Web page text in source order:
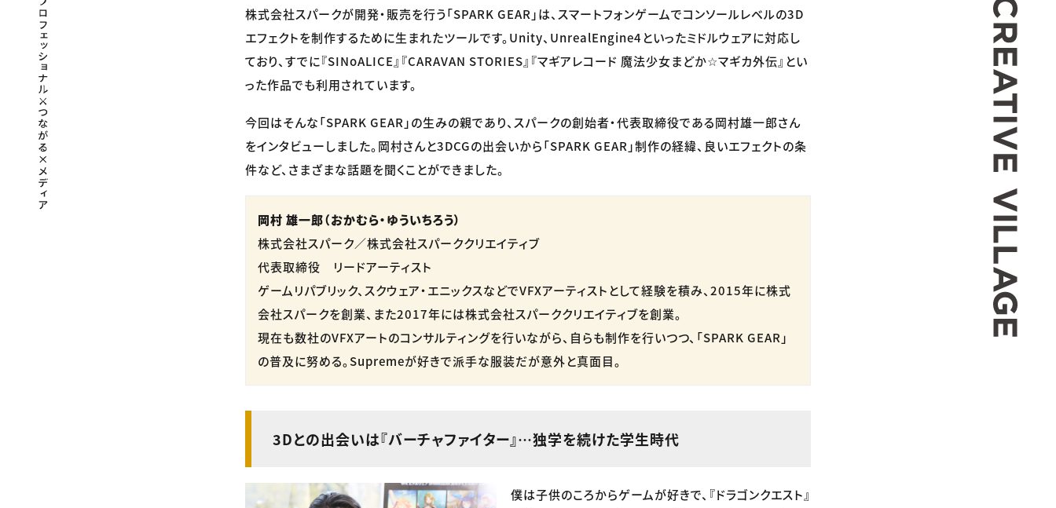
株式会社スパークが開発・販売を行う「SPARK GEAR」は、スマートフォンゲームでコンソールレベルの3D
エフェクトを制作するために生まれたツールです。Unity、UnrealEngine4といったミドルウェアに対応し
ており、すでに『SINoALICE』『CARAVAN STORIES』『マギアレコード 魔法少女まどか☆マギカ外伝』とい
った作品でも利用されています。
今回はそんな「SPARK GEAR」の生みの親であり、スパークの創始者・代表取締役である岡村雄一郎さん
をインタビューしました。岡村さんと3DCGの出会いから「SPARK GEAR」制作の経緯、良いエフェクトの条
件など、さまざまな話題を聞くことができました。
岡村 雄一郎（おかむら・ゆういちろう）
株式会社スパーク／株式会社スパーククリエイティブ
代表取締役 リードアーティスト
ゲームリパブリック、スクウェア・エニックスなどでVFXアーティストとして経験を積み、2015年に株式
会社スパークを創業、また2017年には株式会社スパーククリエイティブを創業。
現在も数社のVFXアートのコンサルティングを行いながら、自らも制作を行いつつ、「SPARK GEAR」
の普及に努める。Supremeが好きで派手な服装だが意外と真面目。
3Dとの出会いは『バーチャファイター』…独学を続けた学生時代
僕は子供のころからゲームが好きで、『ドラゴンクエスト』